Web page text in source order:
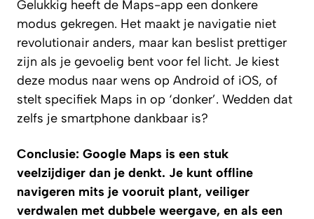
Gelukkig heeft de Maps-app een donkere
modus gekregen. Het maakt je navigatie niet
revolutionair anders, maar kan beslist prettiger
zijn als je gevoelig bent voor fel licht. Je kiest
deze modus naar wens op Android of iOS, of
stelt specifiek Maps in op ‘donker’. Wedden dat
zelfs je smartphone dankbaar is?
Conclusie: Google Maps is een stuk
veelzijdiger dan je denkt. Je kunt offline
navigeren mits je vooruit plant, veiliger
verdwalen met dubbele weergave, en als een